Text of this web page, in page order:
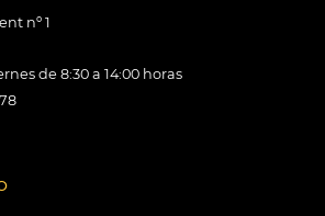
nº 1
de 8:30 a 14:00 horas